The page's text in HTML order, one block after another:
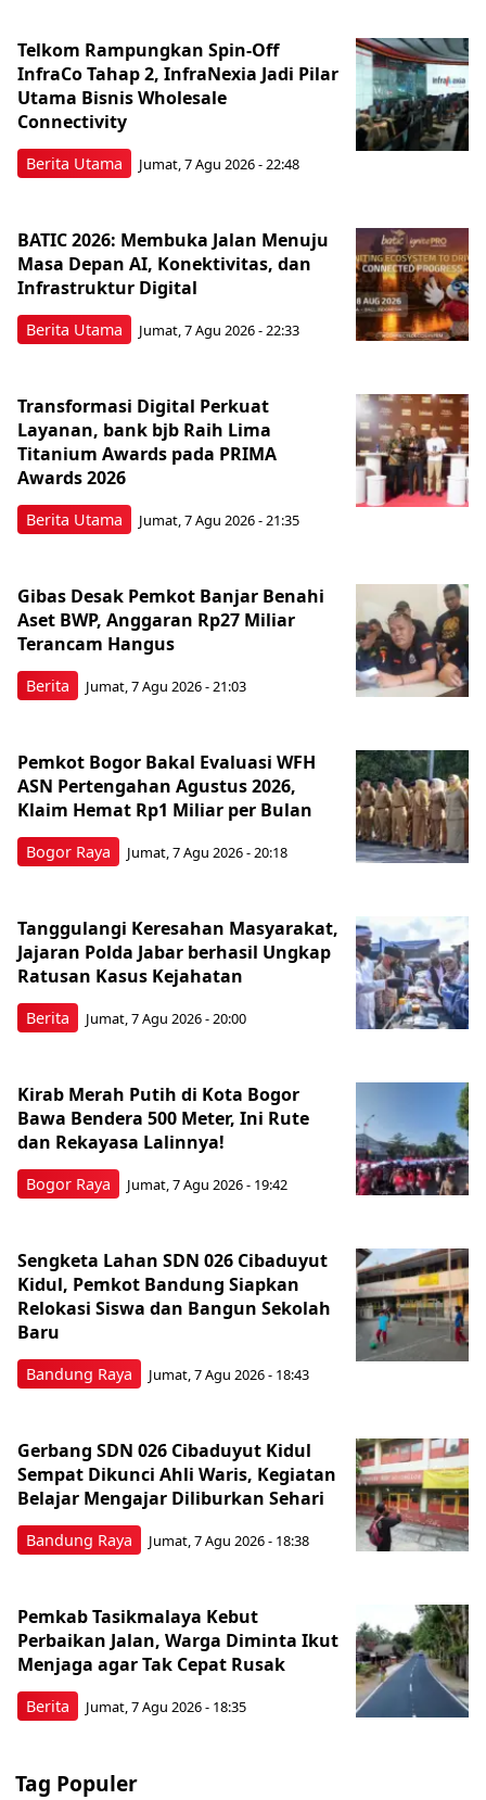
Berita Utama
Telkom Rampungkan Spin-Off
InfraCo Tahap 2, InfraNexia Jadi Pilar
Utama Bisnis Wholesale
Connectivity
Jumat, 7 Agu 2026 - 22:48
Berita Utama
BATIC 2026: Membuka Jalan Menuju
Masa Depan AI, Konektivitas, dan
Infrastruktur Digital
Jumat, 7 Agu 2026 - 22:33
Berita Utama
Transformasi Digital Perkuat
Layanan, bank bjb Raih Lima
Titanium Awards pada PRIMA
Awards 2026
Jumat, 7 Agu 2026 - 21:35
Berita
Gibas Desak Pemkot Banjar Benahi
Aset BWP, Anggaran Rp27 Miliar
Terancam Hangus
Jumat, 7 Agu 2026 - 21:03
Bogor Raya
Pemkot Bogor Bakal Evaluasi WFH
ASN Pertengahan Agustus 2026,
Klaim Hemat Rp1 Miliar per Bulan
Jumat, 7 Agu 2026 - 20:18
Berita
Tanggulangi Keresahan Masyarakat,
Jajaran Polda Jabar berhasil Ungkap
Ratusan Kasus Kejahatan
Jumat, 7 Agu 2026 - 20:00
Bogor Raya
Kirab Merah Putih di Kota Bogor
Bawa Bendera 500 Meter, Ini Rute
dan Rekayasa Lalinnya!
Jumat, 7 Agu 2026 - 19:42
Bandung Raya
Sengketa Lahan SDN 026 Cibaduyut
Kidul, Pemkot Bandung Siapkan
Relokasi Siswa dan Bangun Sekolah
Baru
Jumat, 7 Agu 2026 - 18:43
Bandung Raya
Gerbang SDN 026 Cibaduyut Kidul
Sempat Dikunci Ahli Waris, Kegiatan
Belajar Mengajar Diliburkan Sehari
Jumat, 7 Agu 2026 - 18:38
Berita
Pemkab Tasikmalaya Kebut
Perbaikan Jalan, Warga Diminta Ikut
Menjaga agar Tak Cepat Rusak
Jumat, 7 Agu 2026 - 18:35
Tag Populer